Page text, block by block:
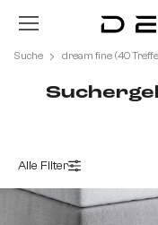
Zum Hauptinhalt
Suche dream fine (40
Alle Filter